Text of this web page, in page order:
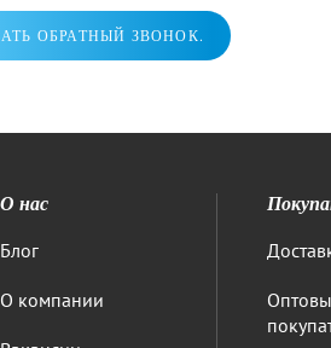
ОБРАТНЫЙ ЗВОНОК.
О нас
Блог
О компании